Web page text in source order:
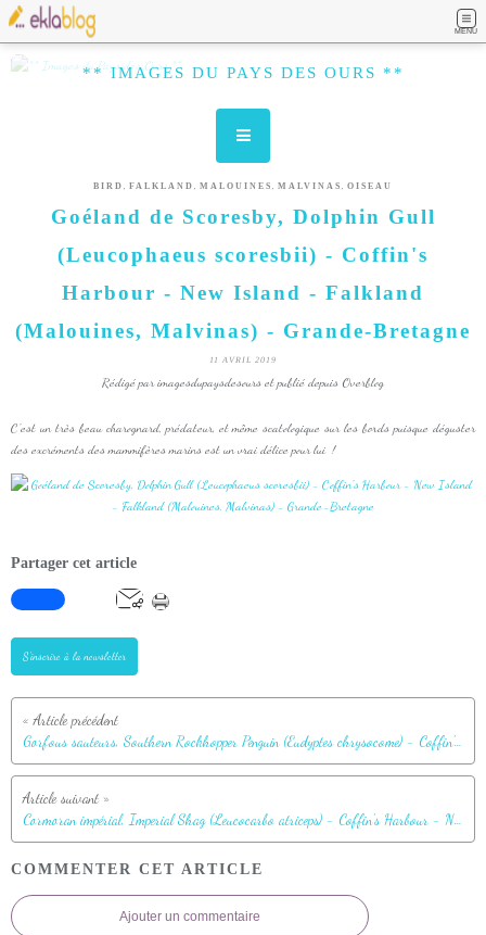
MENU
** IMAGES DU PAYS DES OURS **
BIRD , FALKLAND , MALOUINES , MALVINAS , OISEAU
Goéland de Scoresby, Dolphin Gull
(Leucophaeus scoresbii) - Coffin's
Harbour - New Island - Falkland
(Malouines, Malvinas) - Grande-Bretagne
11 AVRIL 2019
Rédigé par imagesdupaysdesours et publié depuis Overblog
C'est un très beau charognard, prédateur, et même scatologique sur les bords puisque déguster
des excréments des mammifères marins est un vrai délice pour lui !
Partager cet article
S'inscrire à la newsletter
Gorfous sauteurs, Southern Rockhopper Penguin (Eudyptes chrysocome) - Coffin's Harbour - New Island - Falkland (Malouines, Malvinas) - Grande-Bretagne
Cormoran impérial, Imperial Shag (Leucocarbo atriceps) - Coffin's Harbour - New Island - Falkland (Malouines, Malvinas) - Grande-Bretagne
COMMENTER CET ARTICLE
Ajouter un commentaire